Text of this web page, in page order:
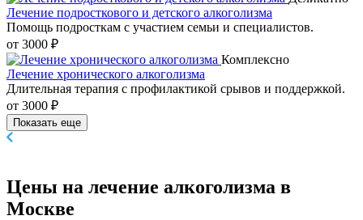
Лечение подросткового и детского алкоголизма
Помощь подросткам с участием семьи и специалистов.
от 3000 ₽
Комплексно
Лечение хронического алкоголизма
Длительная терапия с профилактикой срывов и поддержкой.
от 3000 ₽
Показать еще
Цены на лечение алкоголизма в
Москве